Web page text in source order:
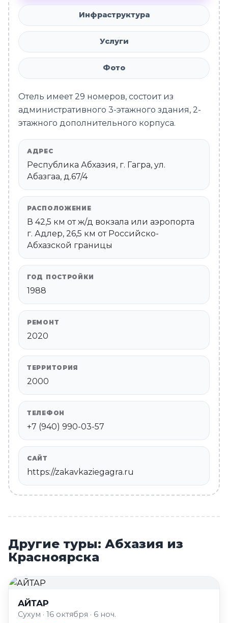
Инфраструктура
Услуги
Фото
Отель имеет 29 номеров, состоит из
административного 3-этажного здания, 2-
этажного дополнительного корпуса.
АДРЕС
Республика Абхазия, г. Гагра, ул.
Абазгаа, д.67/4
РАСПОЛОЖЕНИЕ
В 42,5 км от ж/д вокзала или аэропорта
г. Адлер, 26,5 км от Российско-
Абхазской границы
ГОД ПОСТРОЙКИ
1988
РЕМОНТ
2020
ТЕРРИТОРИЯ
2000
ТЕЛЕФОН
+7 (940) 990-03-57
САЙТ
https://zakavkaziegagra.ru
Другие туры: Абхазия из
Красноярска
АЙТАР
Сухум · 16 октября · 6 ноч.